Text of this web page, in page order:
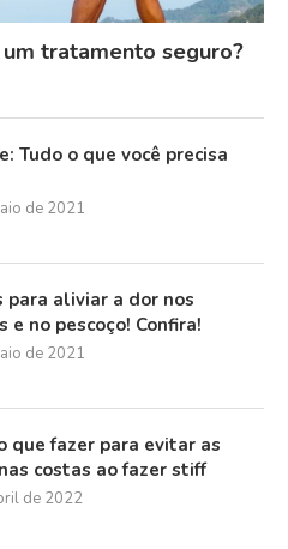
tratamento seguro?
Tudo o que você precisa
de 2021
para aliviar a dor nos
e no pescoço! Confira!
de 2021
que fazer para evitar as
costas ao fazer stiff
de 2022